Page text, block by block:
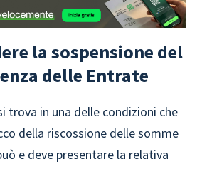
la sospensione del
delle Entrate
trova in una delle condizioni che
della riscossione delle somme
e deve presentare la relativa